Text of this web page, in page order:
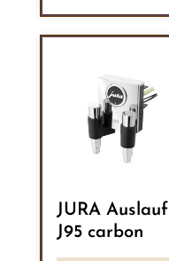
JURA Auslauf
J95 carbon